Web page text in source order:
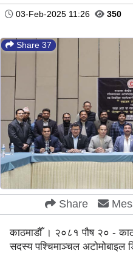
03-Feb-2025 11:26 350
Share 37
Share
काठमाडौँ । २०८१ पौष २० -
सदस्य पश्चिमाञ्चल अटोमोबाइल